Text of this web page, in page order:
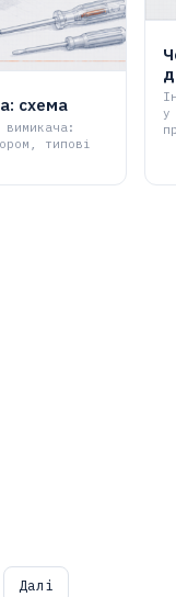
схема
вимикача:
типові
у
Далі